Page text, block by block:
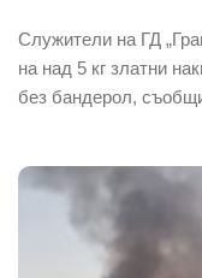
Служители на ГД
на над 5 кг златни
без бандерол,